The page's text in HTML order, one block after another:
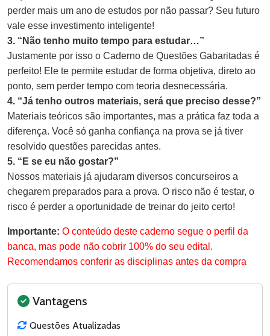
perder mais um ano de estudos por não passar? Seu futuro
vale esse investimento inteligente!
3. “Não tenho muito tempo para estudar…”
Justamente por isso o Caderno de Questões Gabaritadas é
perfeito! Ele te permite estudar de forma objetiva, direto ao
ponto, sem perder tempo com teoria desnecessária.
4. “Já tenho outros materiais, será que preciso desse?”
Materiais teóricos são importantes, mas a prática faz toda a
diferença. Você só ganha confiança na prova se já tiver
resolvido questões parecidas antes.
5. “E se eu não gostar?”
Nossos materiais já ajudaram diversos concurseiros a
chegarem preparados para a prova. O risco não é testar, o
risco é perder a oportunidade de treinar do jeito certo!
Importante: O conteúdo deste caderno segue o perfil da
banca, mas pode não cobrir 100% do seu edital.
Recomendamos conferir as disciplinas antes da compra
Vantagens
Questões Atualizadas